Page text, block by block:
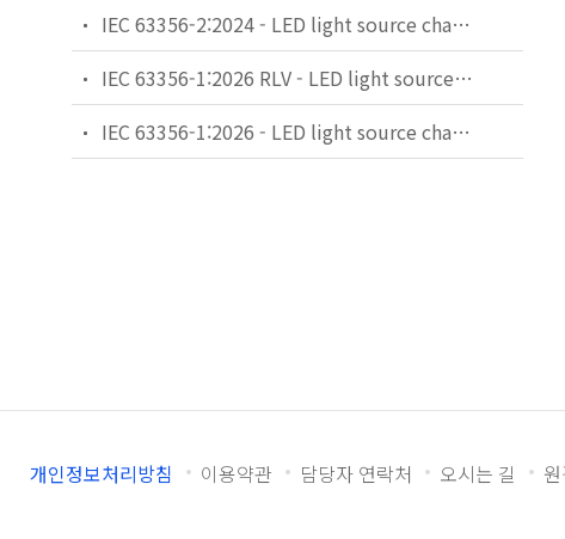
IEC 63356-2:2024 - LED light source characteristics - Part 2: Design parameters and values
IEC 63356-1:2026 RLV - LED light source characteristics - Part 1: Data sheets
IEC 63356-1:2026 - LED light source characteristics - Part 1: Data sheets
개인정보처리방침 이용약관 담당자 연락처 오시는 길